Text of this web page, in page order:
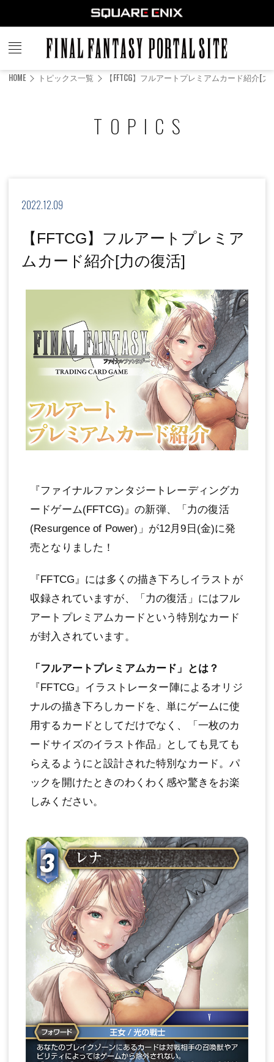
FINAL
FANTASY
HOME トピックス一覧 【FFTCG】フルアートプレミアムカード紹介[
TOPICS
2022.12.09
【FFTCG】フルアートプレミア
ムカード紹介[力の復活]
『ファイナルファンタジートレーディングカ
ードゲーム(FFTCG)』の新弾、「力の復活
(Resurgence of Power)」が12月9日(金)に発
売となりました！
『FFTCG』には多くの描き下ろしイラストが
収録されていますが、「力の復活」にはフル
アートプレミアムカードという特別なカード
が封入されています。
「フルアートプレミアムカード」とは？
『FFTCG』イラストレーター陣によるオリジ
ナルの描き下ろしカードを、単にゲームに使
用するカードとしてだけでなく、「一枚のカ
ードサイズのイラスト作品」としても見ても
らえるようにと設計された特別なカード。パ
ックを開けたときのわくわく感や驚きをお楽
しみください。